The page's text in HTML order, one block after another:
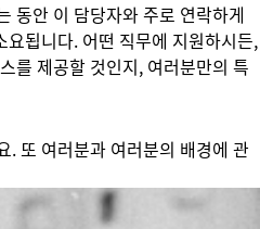
동안 이 담당자와 주로 연락하게
됩니다. 어떤 직무에 지원하시든,
를 제공할 것인지, 여러분만의 특
. 또 여러분과 여러분의 배경에 관